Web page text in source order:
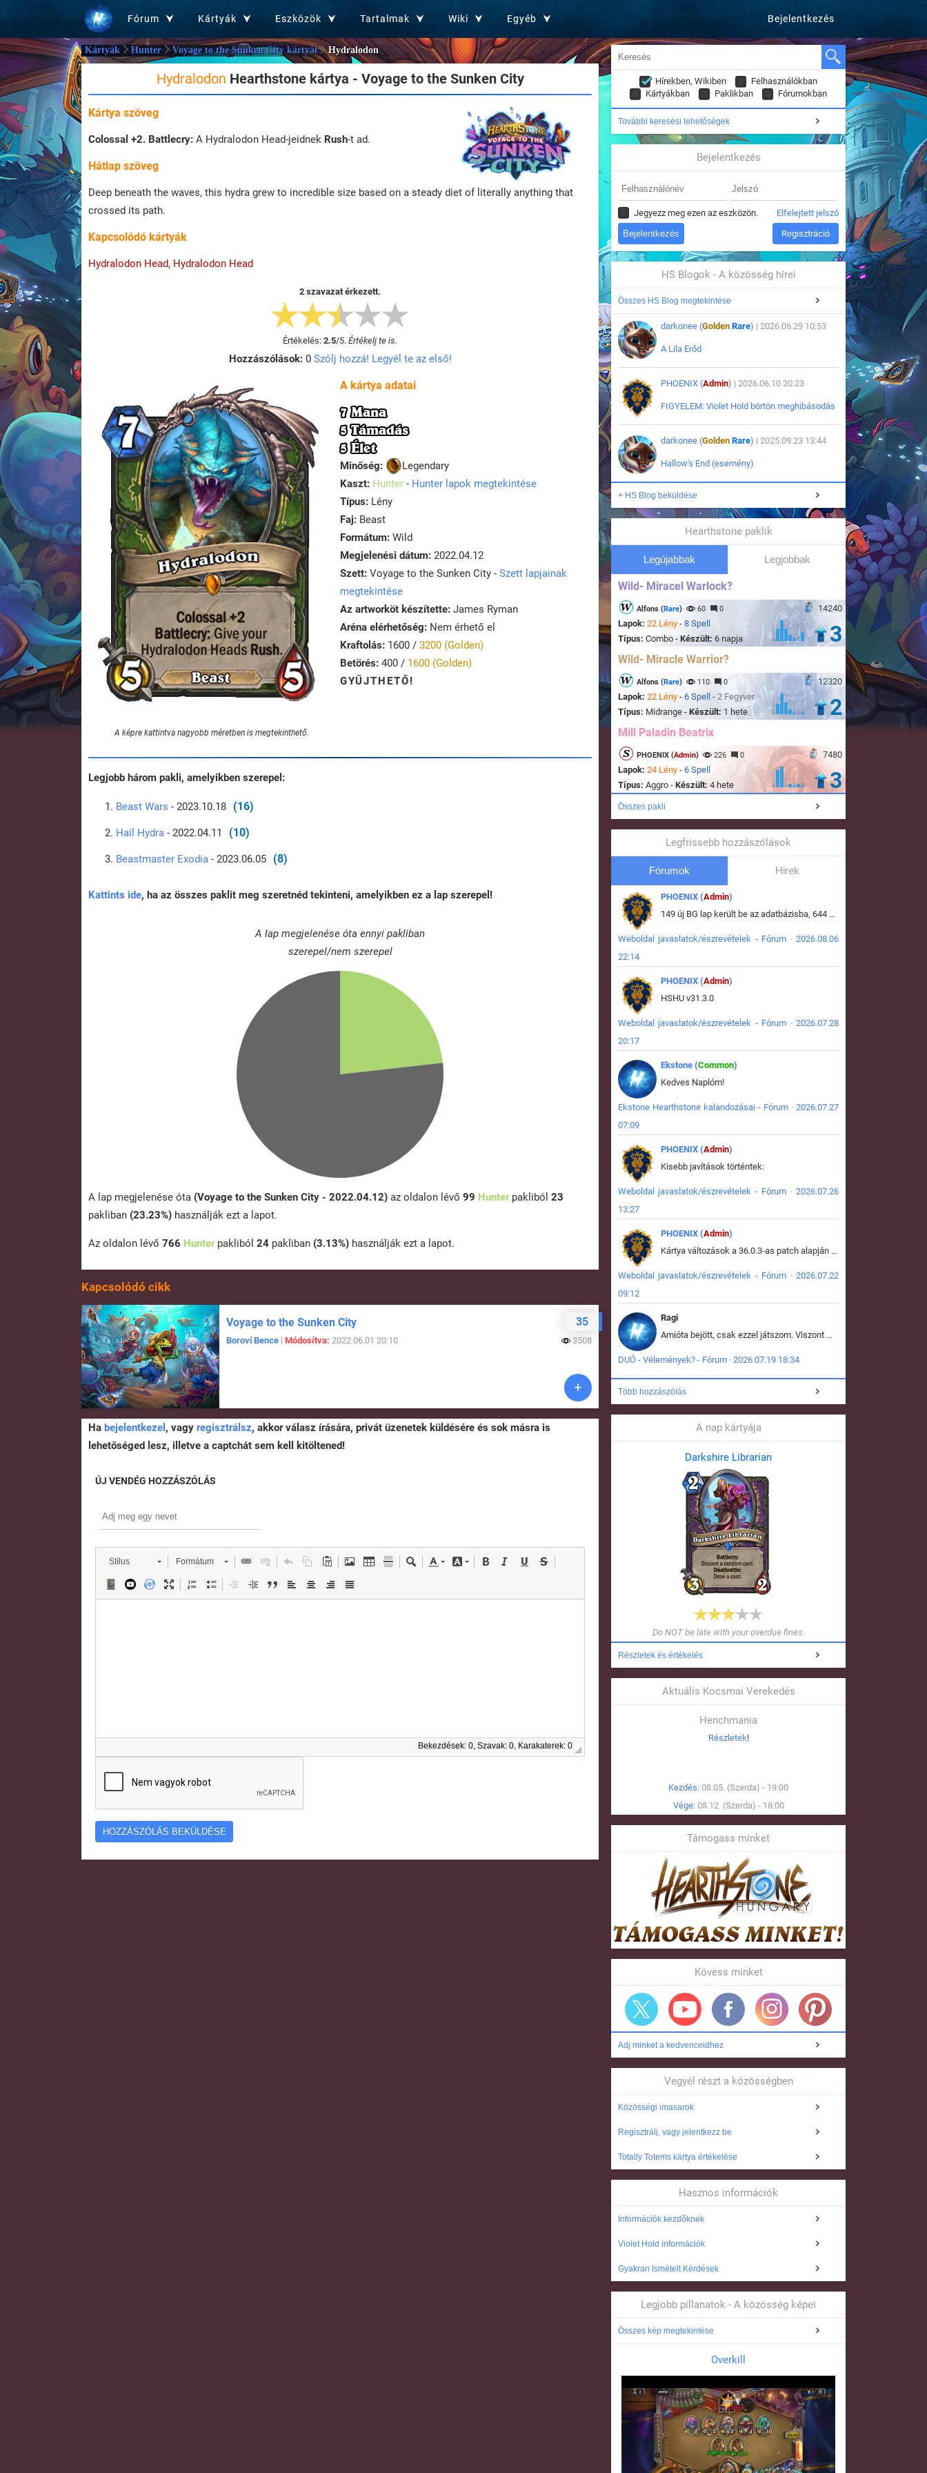
Fórum Kártyák Eszközök Tartalmak Wiki Egyéb Bejelentkezés
Kártyák Hunter Voyage to the Sunken City kártyái Hydralodon
Hydralodon Hearthstone kártya - Voyage to the Sunken City
Kártya szöveg
Colossal +2. Battlecry: A Hydralodon Head-jeidnek Rush-t ad.
Hátlap szöveg
Deep beneath the waves, this hydra grew to incredible size based on a steady diet of literally anything that
crossed its path.
Kapcsolódó kártyák
Hydralodon Head, Hydralodon Head
2 szavazat érkezett.
Értékelés: 2.5/5. Értékelj te is.
Hozzászólások:0 Szólj hozzá! Legyél te az első!
A képre kattintva nagyobb méretben is megtekinthető.
A kártya adatai
7 Mana
5 Támadás
5 Élet
Minőség:
Legendary
Kaszt: Hunter - Hunter lapok megtekintése
Típus: Lény
Faj: Beast
Formátum: Wild
Megjelenési dátum: 2022.04.12
Szett: Voyage to the Sunken City - Szett lapjainak
megtekintése
Az artworköt készítette: James Ryman
Aréna elérhetőség: Nem érhető el
Kraftolás: 1600 / 3200 (Golden)
Betörés: 400 / 1600 (Golden)
GYŰJTHETŐ!
Legjobb három pakli, amelyikben szerepel:
Beast Wars - 2023.10.18 (16)
Hail Hydra - 2022.04.11 (10)
Beastmaster Exodia - 2023.06.05 (8)
Kattints ide, ha az összes paklit meg szeretnéd tekinteni, amelyikben ez a lap szerepel!
A lap megjelenése óta ennyi pakliban
szerepel/nem szerepel
A lap megjelenése óta (Voyage to the Sunken City - 2022.04.12) az oldalon lévő 99 Hunterpakliból 23
pakliban (23.23%) használják ezt a lapot.
Az oldalon lévő 766 Hunterpakliból 24 pakliban (3.13%) használják ezt a lapot.
Kapcsolódó cikk
35
Voyage to the Sunken City
Borovi Bence | Módosítva: 2022.06.01 20:10 3508
Ha bejelentkezel , vagy regisztrálsz, akkor válasz írására, privát üzenetek küldésére és sok másra is
lehetőséged lesz, illetve a captchát sem kell kitöltened!
ÚJ VENDÉG HOZZÁSZÓLÁS
Stílus Formátum
Bekezdések: 0, Szavak: 0, Karakaterek: 0
Hírekben, Wikiben
Felhasználókban
Kártyákban
Paklikban Fórumokban
További keresési lehetőségek
Bejelentkezés
Jegyezz meg ezen az eszközön. Elfelejtett jelszó
Regisztráció
HS Blogok - A közösség hírei
Összes HS Blog megtekintése
darkonee (Golden Rare) | 2026.06.29 10:53
A Lila Erőd
PHOENIX (Admin) | 2026.06.10 20:23
FIGYELEM: Violet Hold börtön meghibásodás
darkonee (Golden Rare) | 2025.09.23 13:44
Hallow's End (esemény)
+ HS Blog beküldése
Hearthstone paklik
Legújabbak Legjobbak
Wild- Miracel Warlock?
14240
Alfons (Rare) 60 0
Lapok: 22 Lény - 8 Spell
Típus: Combo - Készült: 6 napja 3
Wild- Miracle Warrior?
12320
Alfons (Rare) 110 0
Lapok: 22 Lény - 6 Spell - 2 Fegyver
Típus: Midrange - Készült: 1 hete 2
Mill Paladin Beatrix
7480
PHOENIX (Admin) 226 0
Lapok: 24 Lény - 6 Spell
Típus: Aggro - Készült: 4 hete 3
Összes pakli
Legfrissebb hozzászólások
Fórumok Hirek
PHOENIX (Admin)
149 új BG lap került be az adatbázisba, 644 db meglévő BG lap módosult, bekerültek az új képek a megváltozott lapokhoz is.
Weboldal javaslatok/észrevételek - Fórum · 2026.08.06
22:14
PHOENIX (Admin)
HSHU v31.3.0
Weboldal javaslatok/észrevételek - Fórum · 2026.07.28
20:17
Ekstone (Common)
Kedves Naplóm!
Ekstone Hearthstone kalandozásai - Fórum · 2026.07.27
07:09
PHOENIX (Admin)
Kisebb javítások történtek:
Weboldal javaslatok/észrevételek - Fórum · 2026.07.26
13:27
PHOENIX (Admin)
Kártya változások a 36.0.3-as patch alapján frissítve az adatbázisban (képek is cserélve).
Weboldal javaslatok/észrevételek - Fórum · 2026.07.22
09:12
Ragi
Amióta bejött, csak ezzel játszom. Viszont mint minden más - akár az alapjáték is, ez is baromira összetett lett. Néha már pár kör után is esélytelen az egész. Vagy irreállisan túltápol valaki, vagy lelép a partner, vagy csak hülye mint a segg. És amikor eljönne az én időm, na akkor jön el mindenki másé is. Engem jobban érdekelne, hogy ki milyen ratingen szokott játszani. Na ez lenne egy érdekes adat.
DUÓ - Vélemények? - Fórum · 2026.07.19 18:34
Több hozzászólás
A nap kártyája
Darkshire Librarian
Do NOT be late with your overdue fines.
Részletek és értékelés
Aktuális Kocsmai Verekedés
Henchmania
Részletek!
Kezdés: 08.05. (Szerda) - 19:00
Vége: 08.12. (Szerda) - 18:00
Támogass minket
Kövess minket
Adj minket a kedvenceidhez
Vegyél részt a közösségben
Közösségi imasarok
Regisztrálj, vagy jelentkezz be
Totally Totems kártya értékelése
Hasznos információk
Információk kezdőknek
Violet Hold információk
Gyakran Ismételt Kérdések
Legjobb pillanatok - A közösség képei
Összes kép megtekintése
Overkill